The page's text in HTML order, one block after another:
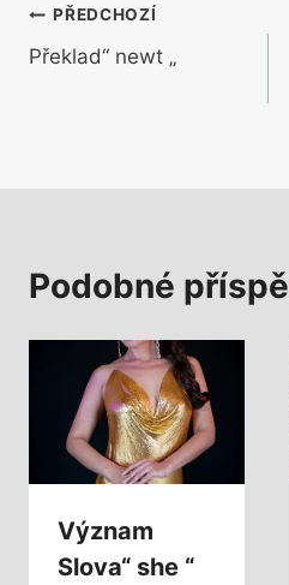
Navigace
pro
PŘEDCHOZÍ
Překlad“ newt „
Podobné
Význam
Slova“ she “